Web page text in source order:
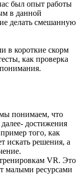
был опыт работы
в данной
делать смешанную
в короткие скорм
как проверка
понимаем, что
достижения
того, как
искать решения, а
VR. Это
малыми ресурсами